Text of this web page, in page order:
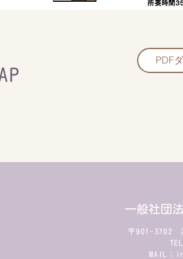
PDF
一般社団
〒901-3702
MAIL：